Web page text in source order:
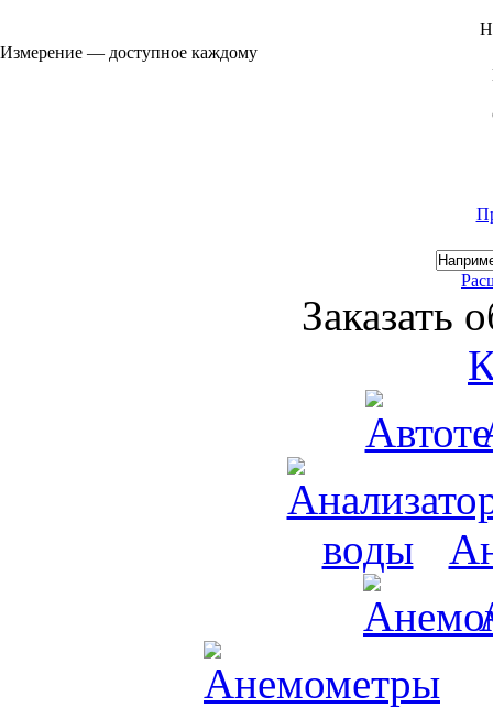
Измерение — доступное каждому
Заказать